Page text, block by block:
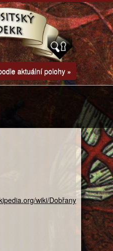
aktuální polohy »
wiki/Dobřany